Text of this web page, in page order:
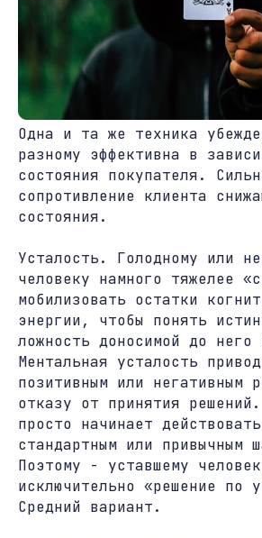
Одна и та же техника
разному эффективна в
состояния покупателя.
сопротивление клиента
состояния.
Усталость. Голодному или
человеку намного тяжелее
мобилизовать остатки
энергии, чтобы понять
ложность доносимой до него
Ментальная усталость
позитивным или негативным
отказу от принятия
просто начинает
стандартным или привычным
Поэтому - уставшему
исключительно «решение по
Средний вариант.